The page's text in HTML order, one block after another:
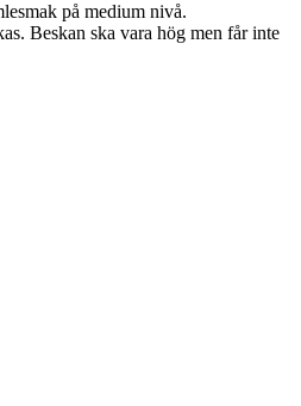
på medium nivå.
Beskan ska vara hög men får inte